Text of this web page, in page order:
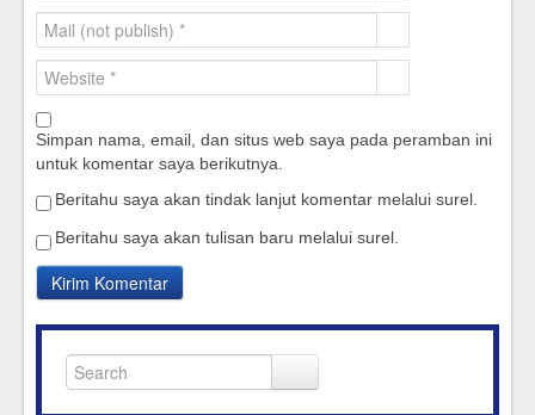
Simpan nama, email, dan situs web saya pada peramban ini
untuk komentar saya berikutnya.
Beritahu saya akan tindak lanjut komentar melalui surel.
Beritahu saya akan tulisan baru melalui surel.